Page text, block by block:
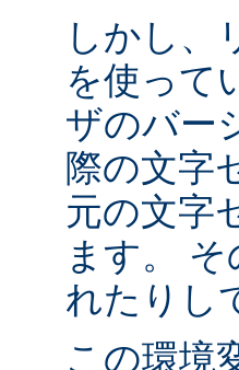
しかし、
を使って
ザのバー
際の文字
元の文字
ます。
れたりし
この環境